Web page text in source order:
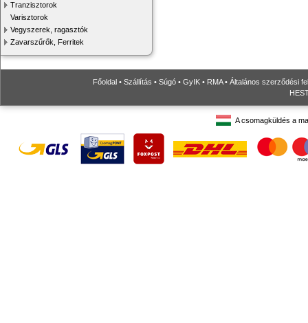
Tranzisztorok
Varisztorok
Vegyszerek, ragasztók
Zavarszűrők, Ferritek
Főoldal • Szállítás • Súgó • GyIK • RMA• Általános szerződési
A csomagküldés a